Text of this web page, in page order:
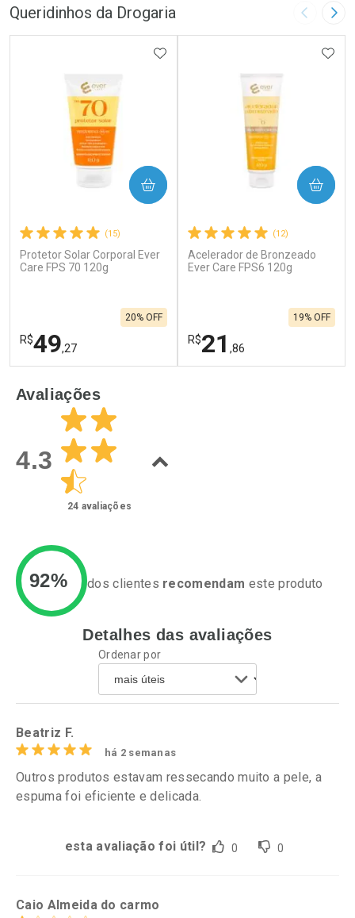
Queridinhos da Drogaria Imagem
(15)
Protetor Solar Corporal Ever
Care FPS 70 120g
R$49,27
20% OFF
ADICIONAR AOS FAVORITOS
COMPRAR
Laboratório
Ativar Desconto
Comprar sem Desconto
Por R$ 49,27/cada
Por Menos
Comprar sem Desconto
(12)
Acelerador de Bronzeado
Ever Care FPS6 120g
R$21 ,86
19% OFF
COMPRAR
Ativar Desconto
Comprar sem Desconto
Por R$ 21,86/cada
Avaliações
4.3
24 avaliações
92% dos clientes recomendam este produto
Detalhes das avaliações
Ordenar por
Beatriz F.
há 2 semanas
Outros produtos estavam ressecando muito a pele, a
espuma foi eficiente e delicada.
esta avaliação foi útil? 0 0
Caio Almeida do carmo